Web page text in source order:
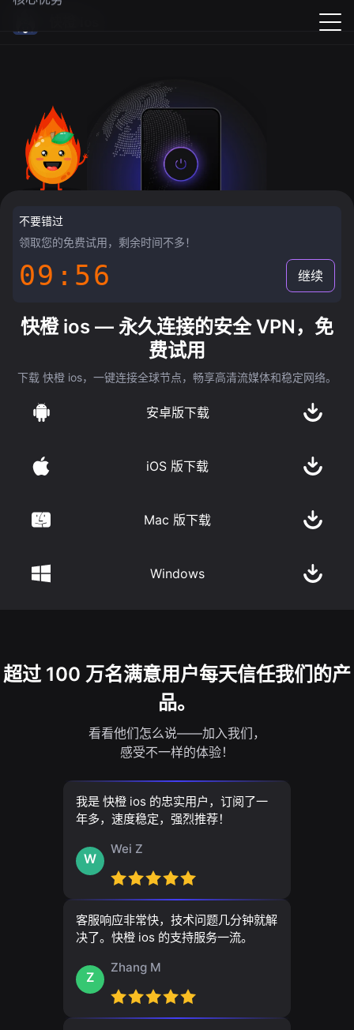
不要错过
领取您的免费试用，剩余时间不多！
09:55 继续
快橙 ios — 永久连接的安全 VPN，免
费试用
下载 快橙 ios，一键连接全球节点，畅享高清流媒体和稳定网络。
安卓版下载
iOS 版下载
Mac 版下载
Windows
超过 100 万名满意用户每天信任我们的产
品。
看看他们怎么说——加入我们，
感受不一样的体验！
我是 快橙 ios 的忠实用户，订阅了一
年多，速度稳定，强烈推荐！
W
Wei Z
客服响应非常快，技术问题几分钟就解
决了。快橙 ios 的支持服务一流。
Z
Zhang M